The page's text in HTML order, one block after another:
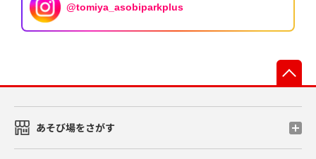
@tomiya_asobiparkplus
あそび場をさがす